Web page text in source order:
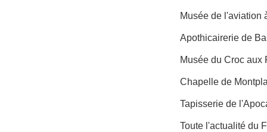
Musée de l'aviation
Apothicairerie de
Musée du Croc aux
Chapelle de
Tapisserie de
Toute l'actualité du